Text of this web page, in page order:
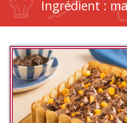
Ingrédient :